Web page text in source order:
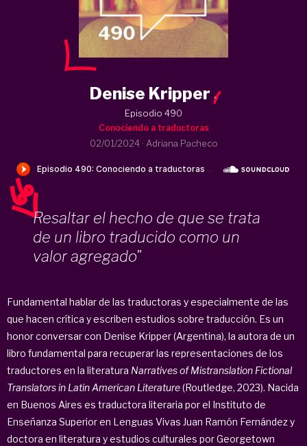
Denise Kripper .
Episodio 490
Conociendo a traductoras
02/01/2024· Adriana Pacheco
Resaltar el hecho de que se trata
de un libro traducido como un
valor agregado"
Fundamental hablar de las traductoras y especialmente de las
que hacen crítica y escriben estudios sobre traducción. Es un
honor conversar con Denise Kripper (Argentina), la autora de un
libro fundamental para recuperar las representaciones de los
traductores en la literatura Narratives of Mistranslation Fictional
Translators in Latin American Literature(Routledge, 2023). Nacida
en Buenos Aires es traductora literaria por el Instituto de
Enseñanza Superior en Lenguas Vivas Juan Ramón Fernández y
doctora en literatura y estudios culturales por Georgetown